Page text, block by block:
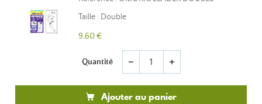
Taille : Double
9,60 €
Quantité remove add
Ajouter au panier